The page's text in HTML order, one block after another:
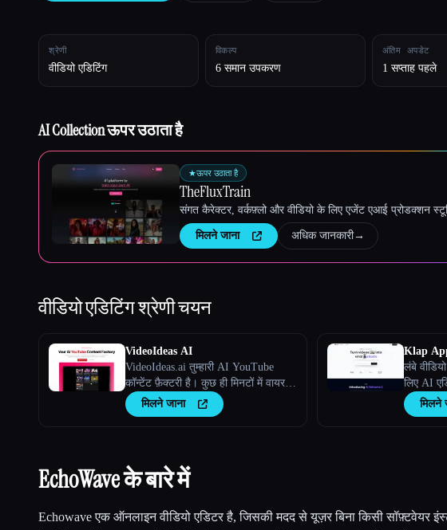
श्रेणी
वीडियो एडिटिंग
विकल्प
6 समान उपकरण
अंतिम अपडेट
1 सप्ताह पहले
AI Collection ऊपर उठाता है
★ऊपर उठाता है
TheFluxTrain
संगत कैरेक्टर, वर्कफ़्लो और वीडियो के लिए एजेंट एआई प्रोडक्शन
मिलने जाना अधिक जानकारी→
वीडियो एडिटिंगश्रेणी चयन
VideoIdeas AI
VideoIdeas.ai तुम्हारी AI YouTube
कॉन्टेंट फ़ैक्टरी है। कुछ ही मिनटों में वायरल-
योग्य स्क्रिप्ट्स, ताज़ा वीडियो आइडिया और
आकर्षक कॉन्टेंट जेनरेट करें।
मिलने जाना
Klap
लंबे
लिए AI
मिलने
EchoWave के बारे में
Echowave एक ऑनलाइन वीडियो एडिटर है, जिसकी मदद से यूज़र बिना किसी सॉफ़्टवेयर